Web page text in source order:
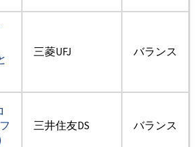
三菱UFJ バランス
三井住友DS バランス